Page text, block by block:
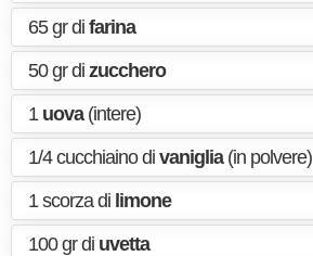
65 gr di farina
50 gr di zucchero
1 uova(intere)
1/4 cucchiaino di vaniglia(in polvere)
1 scorza di limone
100 gr di uvetta